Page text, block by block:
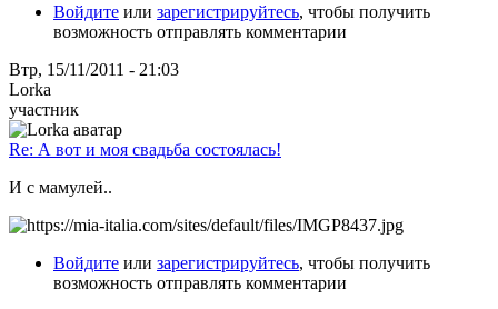
Войдите или зарегистрируйтесь, чтобы получить
возможность отправлять комментарии
Втр, 15/11/2011 - 21:03
Lorka
участник
Re: А вот и моя свадьба состоялась!
И с мамулей..
Войдите или зарегистрируйтесь, чтобы получить
возможность отправлять комментарии